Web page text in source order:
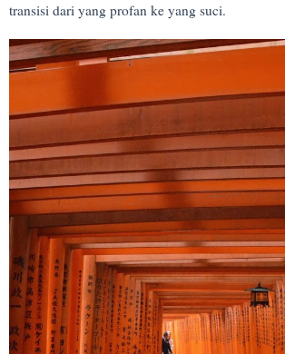
transisi dari yang profan ke yang suci.